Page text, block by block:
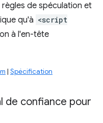
de spéculation et
qu'à <script
à l'en-tête
| Spécification
de confiance pour